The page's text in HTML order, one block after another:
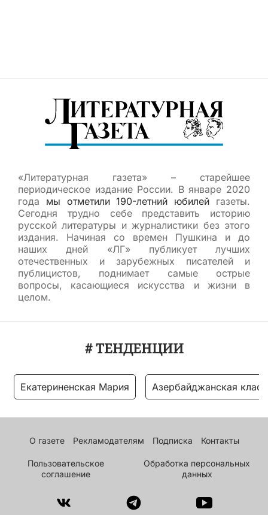
«Литературная газета» – старейшее
периодическое издание России. В январе 2020
года мы отметили 190-летний юбилей газеты.
Сегодня трудно себе представить историю
русской литературы и журналистики без этого
издания. Начиная со времен Пушкина и до
наших дней «ЛГ» публикует лучших
отечественных и зарубежных писателей и
публицистов, поднимает самые острые
вопросы, касающиеся искусства и жизни в
целом.
# ТЕНДЕНЦИИ
Екатериненская Мария Азербайджанская
О газете Рекламодателям Подписка Контакты
Пользовательское
соглашение
Обработка персональных
данных